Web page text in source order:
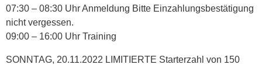
07:30 – 08:30 Uhr Anmeldung Bitte Einzahlungsbestätigung
nicht vergessen.
09:00 – 16:00 Uhr Training
SONNTAG, 20.11.2022 LIMITIERTE Starterzahl von 150